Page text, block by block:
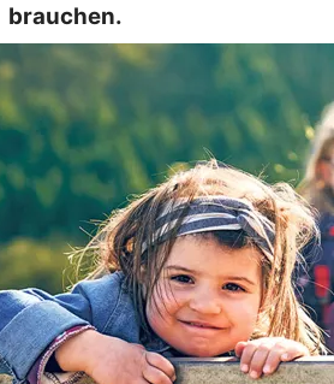
brauchen.